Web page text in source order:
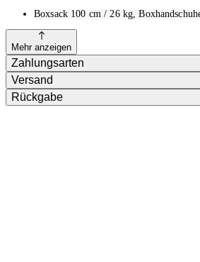
Boxsack 100 cm / 26 kg,
Mehr anzeigen
Zahlungsarten
Versand
Rückgabe